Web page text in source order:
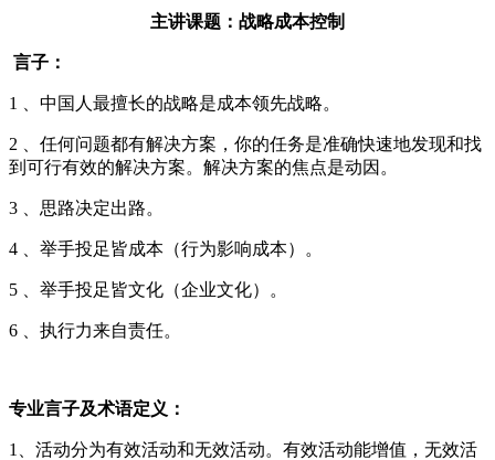
主讲课题：战略成本控制
言子：
1 、中国人最擅长的战略是成本领先战略。
2 、任何问题都有解决方案，你的任务是准确快速地发现和找
到可行有效的解决方案。解决方案的焦点是动因。
3 、思路决定出路。
4 、举手投足皆成本（行为影响成本）。
5 、举手投足皆文化（企业文化）。
6 、执行力来自责任。
专业言子及术语定义：
1、活动分为有效活动和无效活动。有效活动能增值，无效活